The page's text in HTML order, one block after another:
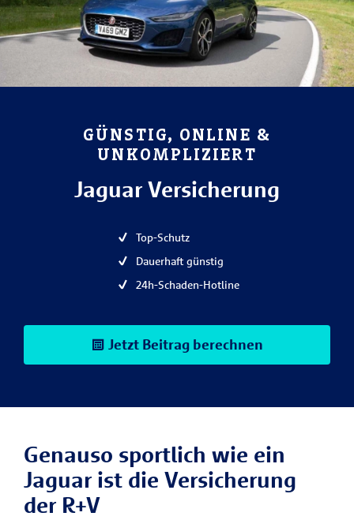
GÜNSTIG, ONLINE &
UNKOMPLIZIERT
Jaguar Versicherung
Top-Schutz
Dauerhaft günstig
24h-Schaden-Hotline
Jetzt Beitrag berechnen
Genauso sportlich wie ein
Jaguar ist die Versicherung
der R+V